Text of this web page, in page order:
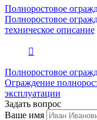
Полноростовое
Полноростовое
техническое описание
Полноростовое
Ограждение
эксплуатации
Задать вопрос
Ваше имя